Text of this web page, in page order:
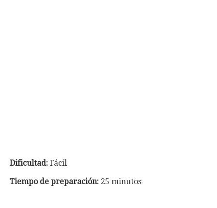
Dificultad: Fácil
Tiempode preparación: 25 minutos